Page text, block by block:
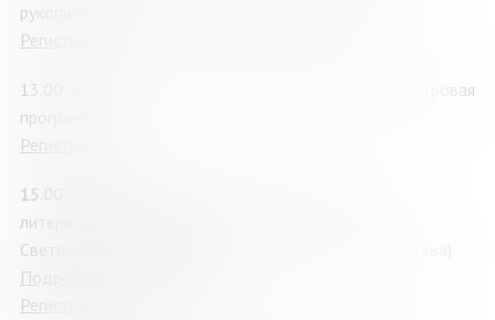
рукописных книг из фонда музея МОДЮБ, 6+
Регистрация
13.00-15.00
«С нами не соскучишься»: творческо-игровая
программа, 5+
Регистрация
15.00
литературного журнала, 6+
Светлана Белова, писатель, историк-краевед, (г. Москва)
Подробнее о мероприятии
Регистрация